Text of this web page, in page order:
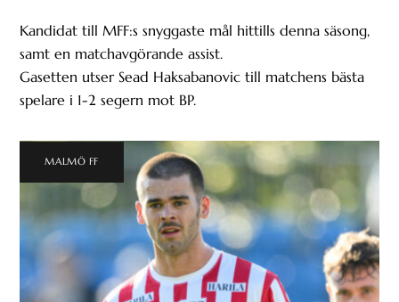
Kandidat till MFF:s snyggaste mål hittills denna säsong,
samt en matchavgörande assist.
Gasetten utser Sead Haksabanovic till matchens bästa
spelare i 1-2 segern mot BP.
MALMÖ FF